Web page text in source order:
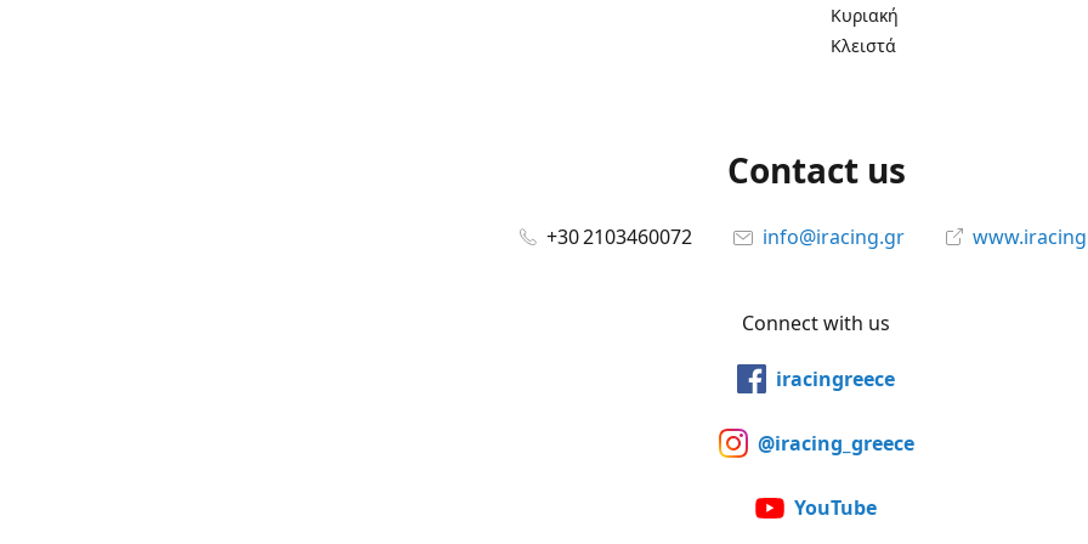
Κυριακή
Κλειστά
Contact us
+30 2103460072 info@iracing.gr
Connect with us
iracingreece
@iracing_greece
YouTube